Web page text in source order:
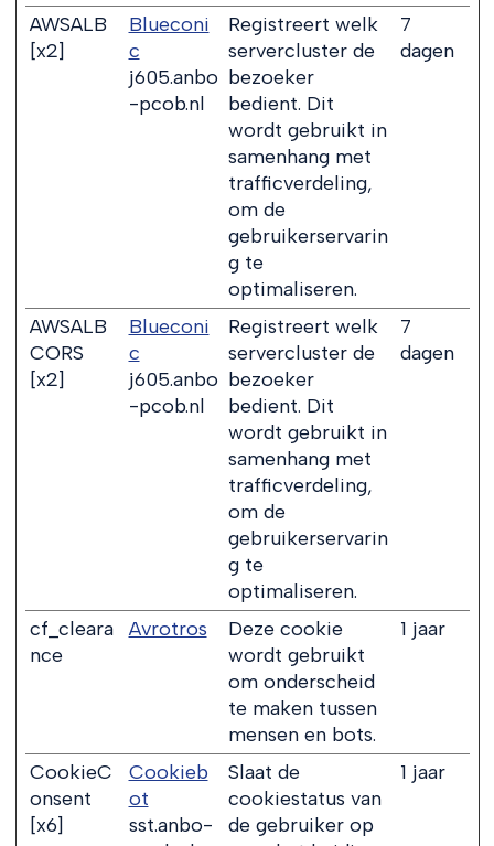
AWSALB
[x2]
Blueconi
c
j605.anbo
-pcob.nl
Registreert welk
servercluster de
bezoeker
bedient. Dit
wordt gebruikt in
samenhang met
trafficverdeling,
om de
gebruikerservarin
g te
optimaliseren.
7
dagen
AWSALB
CORS
[x2]
Blueconi
c
j605.anbo
-pcob.nl
Registreert welk
servercluster de
bezoeker
bedient. Dit
wordt gebruikt in
samenhang met
trafficverdeling,
om de
gebruikerservarin
g te
optimaliseren.
7
dagen
cf_cleara
nce
Avrotros
Deze cookie
wordt gebruikt
om onderscheid
te maken tussen
mensen en bots.
1 jaar
CookieC
onsent
[x6]
Cookieb
ot
sst.anbo-
Slaat de
cookiestatus van
de gebruiker op
1 jaar